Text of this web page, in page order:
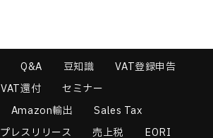
Q&A 豆知識
VAT登録申告
VAT還付
セミナー
Amazon輸出
Sales Tax
プレスリリース 売上税 EORI